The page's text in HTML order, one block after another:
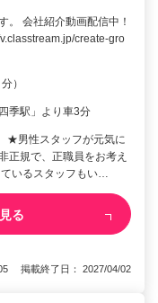
。 会社紹介動画配信中！
create-gro
）
季駅」より車3分
★男性スタッフが元気に
正規で、正職員をお考え
いるスタッフもい…
る
掲載終了日： 2027/04/02